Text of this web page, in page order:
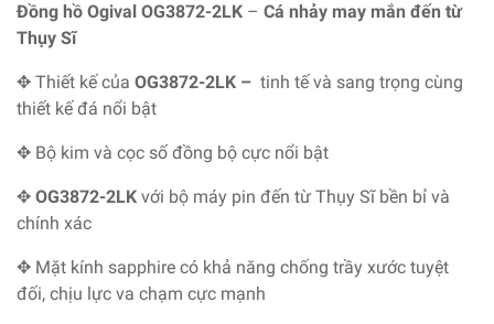
Đồng hồ Ogival OG3872-2LK – Cá nhảy may mắn đến từ
Thụy Sĩ
✥ Thiết kế của OG3872-2LK – tinh tế và sang trọng cùng
thiết kế đá nổi bật
✥ Bộ kim và cọc số đồng bộ cực nổi bật
✥ OG3872-2LK với bộ máy pin đến từ Thụy Sĩ bền bỉ và
chính xác
✥ Mặt kính sapphire có khả năng chống trầy xước tuyệt
đối, chịu lực va chạm cực mạnh